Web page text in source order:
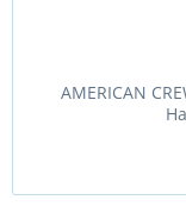
AMERICAN